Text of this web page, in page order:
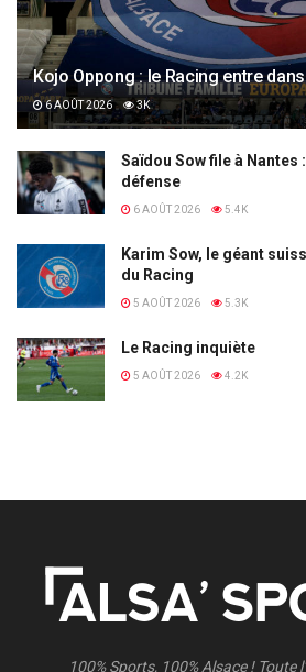
Kojo Oppong : le Racing entre
6 AOÛT 2026 3K
Saïdou Sow file à
défense
6 AOÛT 2026 5.4K
Karim Sow, le géant
du Racing
5 AOÛT 2026 5.3K
Le Racing inquiète
5 AOÛT 2026 4.2K
100% Sports, 100% Alsace !